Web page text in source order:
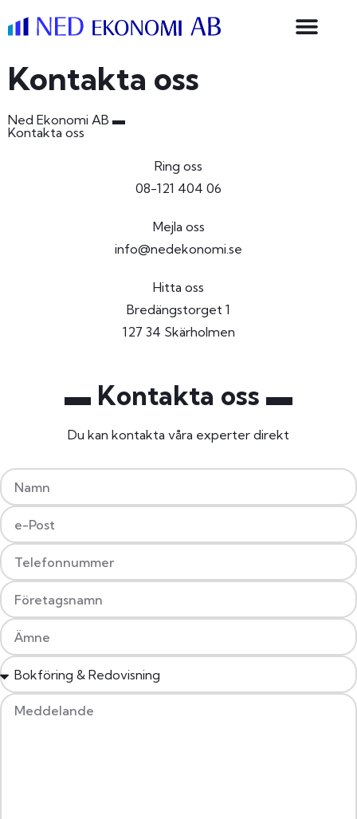
Kontakta oss
Ned Ekonomi AB ▬
Kontakta oss
Ring oss
08-121 404 06
Mejla oss
info@nedekonomi.se
Hitta oss
Bredängstorget 1
127 34 Skärholmen
▬ Kontakta oss ▬
Du kan kontakta våra experter direkt